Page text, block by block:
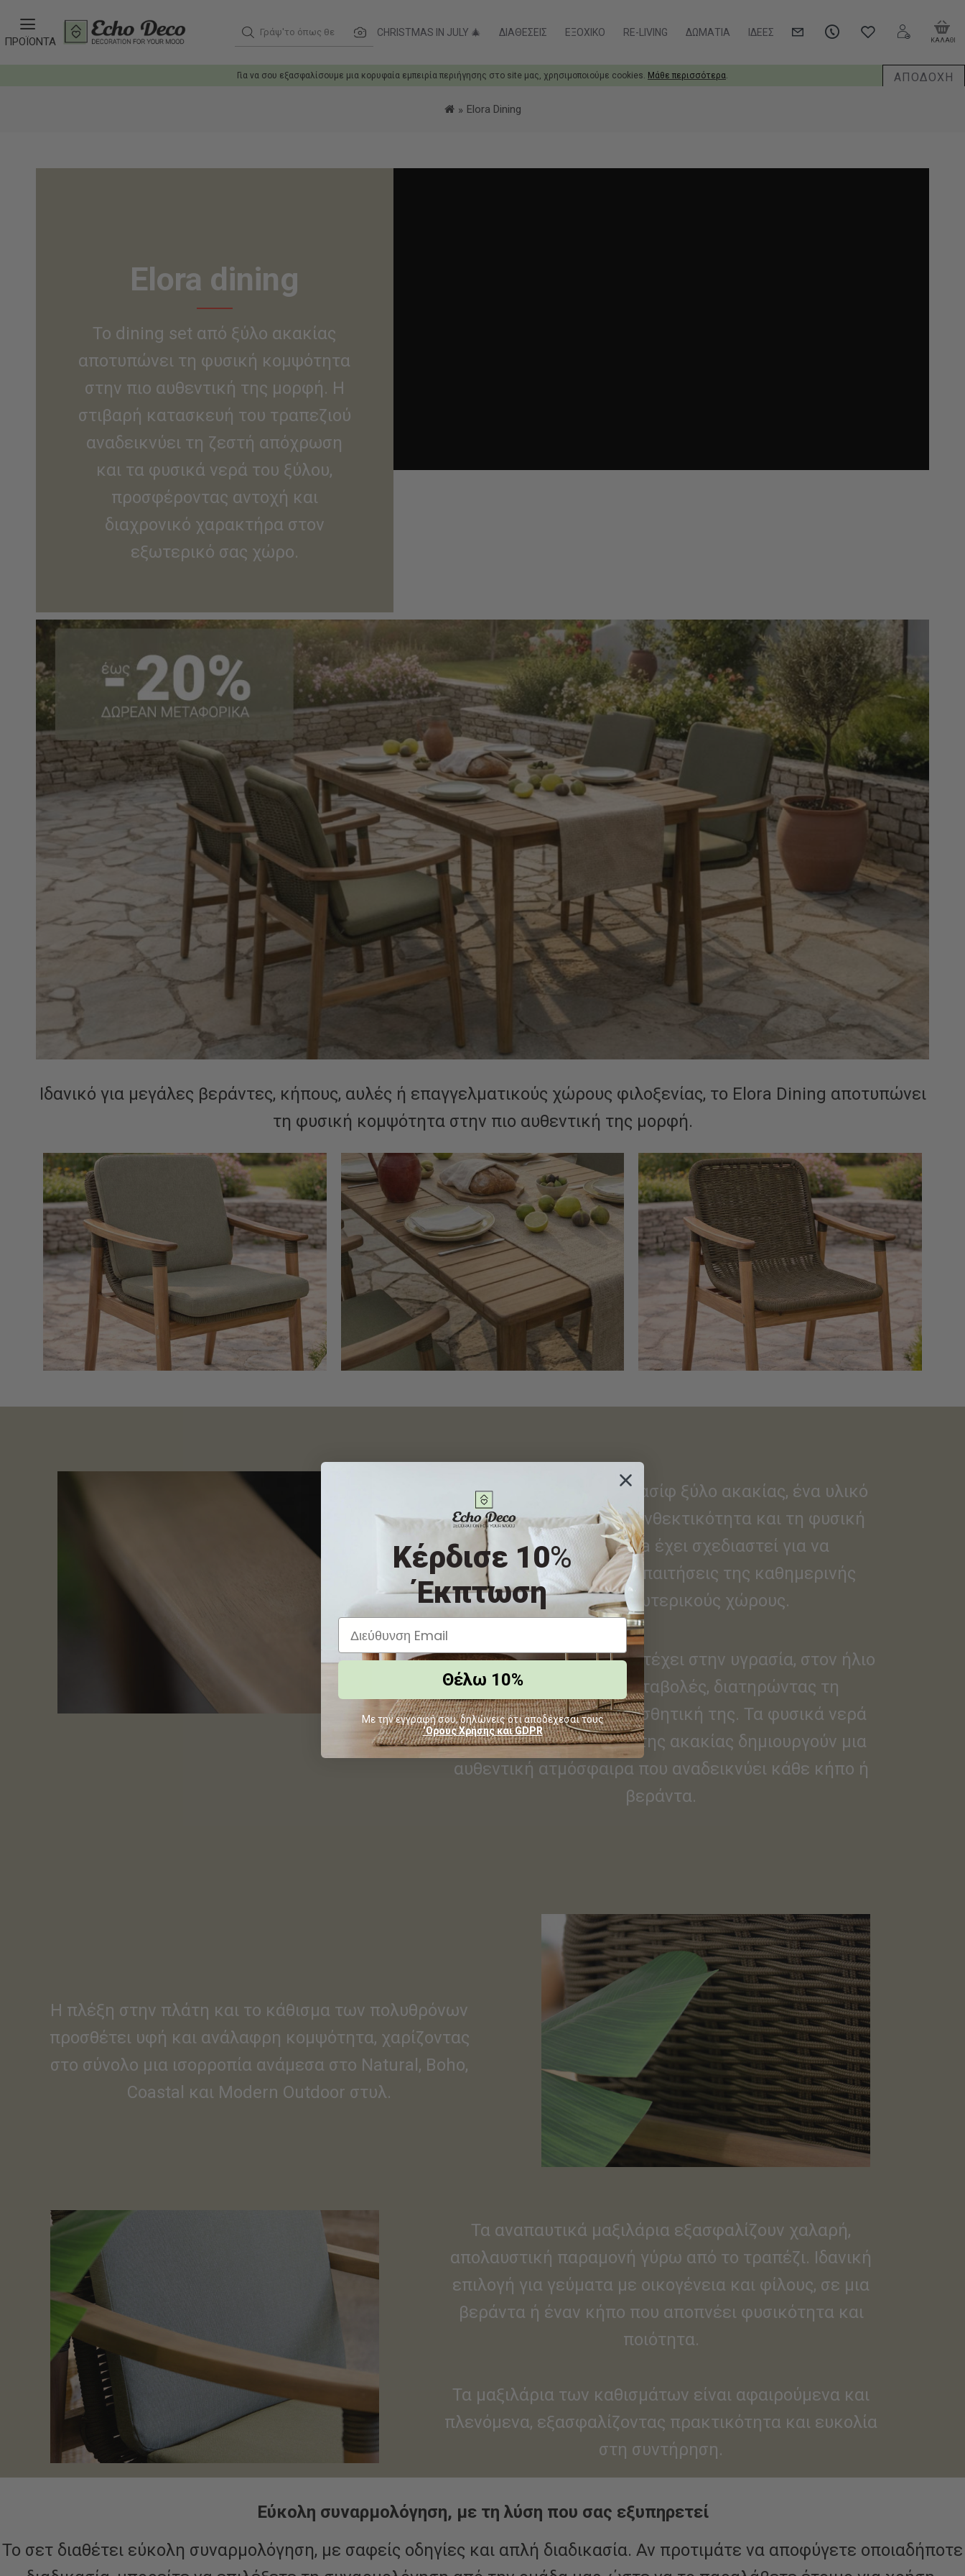
Για να σου εξασφαλίσουμε μια κορυφαία εμπειρία περιήγησης στο site μας, χρησιμοποιούμε cookies. Μάθε περισσότερα. ΑΠΟΔΟΧΗ
ΠΡΟΪΟΝΤΑ
Γράψ'το όπως θες.... CHRISTMAS IN JULY 🎄 ΔΙΑΘΈΣΕΙΣ ΕΞΟΧΙΚΌ RE-LIVING ΔΩΜΆΤΙΑ ΙΔΈΕΣ
ΚΑΛΑΘΙ
Elora Dining
Elora dining
Το dining set από ξύλο ακακίας
αποτυπώνει τη φυσική κομψότητα
στην πιο αυθεντική της μορφή. Η
στιβαρή κατασκευή του τραπεζιού
αναδεικνύει τη ζεστή απόχρωση
και τα φυσικά νερά του ξύλου,
προσφέροντας αντοχή και
διαχρονικό χαρακτήρα στον
εξωτερικό σας χώρο.
Ιδανικό για μεγάλες βεράντες, κήπους, αυλές ή επαγγελματικούς χώρους φιλοξενίας, το Elora Dining αποτυπώνει
τη φυσική κομψότητα στην πιο αυθεντική της μορφή.
Κατασκευασμένο από μασίφ ξύλο ακακίας, ένα υλικό
που ξεχωρίζει για την ανθεκτικότητα και τη φυσική
του δύναμη, το Elora έχει σχεδιαστεί για να
ανταποκρίνεται στις απαιτήσεις της καθημερινής
χρήσης σε εξωτερικούς χώρους.
Η στιβαρή κατασκευή αντέχει στην υγρασία, στον ήλιο
και στις καιρικές μεταβολές, διατηρώντας τη
σταθερότητα και την αισθητική της. Τα φυσικά νερά
και η ζεστή απόχρωση της ακακίας δημιουργούν μια
αυθεντική ατμόσφαιρα που αναδεικνύει κάθε κήπο ή
βεράντα.
Η πλέξη στην πλάτη και το κάθισμα των πολυθρόνων
προσθέτει υφή και ανάλαφρη κομψότητα, χαρίζοντας
στο σύνολο μια ισορροπία ανάμεσα στο Natural, Boho,
Coastal και Modern Outdoor στυλ.
Τα αναπαυτικά μαξιλάρια εξασφαλίζουν χαλαρή,
απολαυστική παραμονή γύρω από το τραπέζι. Ιδανική
επιλογή για γεύματα με οικογένεια και φίλους, σε μια
βεράντα ή έναν κήπο που αποπνέει φυσικότητα και
ποιότητα.
Τα μαξιλάρια των καθισμάτων είναι αφαιρούμενα και
πλενόμενα, εξασφαλίζοντας πρακτικότητα και ευκολία
στη συντήρηση.
Εύκολη συναρμολόγηση, με τη λύση που σας εξυπηρετεί
Το σετ διαθέτει εύκολη συναρμολόγηση, με σαφείς οδηγίες και απλή διαδικασία. Αν προτιμάτε να αποφύγετε οποιαδήποτε
Κέρδισε 10%
Έκπτωση
Θέλω 10%
Με την εγγραφή σου, δηλώνεις ότι αποδέχεσαι τους
‘Ορους Χρήσης και GDPR